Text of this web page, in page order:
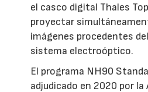
el casco digital Thales
proyectar
imágenes procedentes
sistema electroóptico.
El programa NH90
adjudicado en 2020 por la